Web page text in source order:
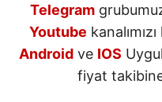
Telegram
Youtube
Androidve IOS
fiyat